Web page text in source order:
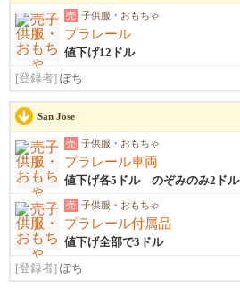
売 子供服・おもちゃ
プラレール
値下げ12ドル
[登録者] ぽち
San Jose
売 子供服・おもちゃ
プラレール車両
値下げ各5ドル のぞみのみ2ドル
売 子供服・おもちゃ
プラレール付属品
値下げ全部で3ドル
[登録者] ぽち